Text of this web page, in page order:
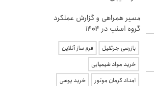
مسیر همراهی و گزارش عملکرد
گروه اسنپ در ۱۴۰۴
بازرسی جرثقیل
فرم ساز آنلاین
خرید مواد شیمیایی
امداد کرمان موتور
خرید یوسی